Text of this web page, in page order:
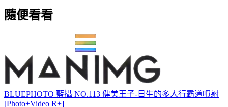
隨便看看
BLUEPHOTO 藍攝 NO.113 健美王子-日生的多人行霸道噴射
[Photo+Video R+]